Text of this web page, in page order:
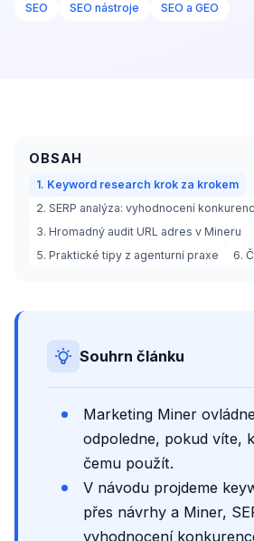
SEO SEO nástroje SEO a GEO
OBSAH
1. Keyword research krok za krokem
2. SERP analýza: vyhodnocení
3. Hromadný audit URL adres v Mineru
5. Praktické tipy z agenturní praxe
6.
Souhrn článku
Marketing Miner
odpoledne, pokud víte,
čemu použít.
V návodu projdeme
přes návrhy a Miner,
vyhodnocení